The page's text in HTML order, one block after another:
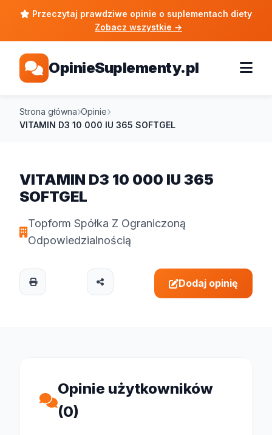
Przeczytaj prawdziwe opinie o suplementach diety
Zobacz wszystkie →
OpinieSuplementy.pl
Strona główna Opinie
VITAMIN D3 10 000 IU 365 SOFTGEL
VITAMIN D3 10 000 IU 365
SOFTGEL
Topform Spółka Z Ograniczoną
Odpowiedzialnością
Dodaj opinię
Opinie użytkowników
(0)